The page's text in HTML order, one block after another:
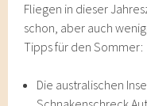
Fliegen in dieser
schon, aber auch
Tipps für den Sommer:
Die australischen